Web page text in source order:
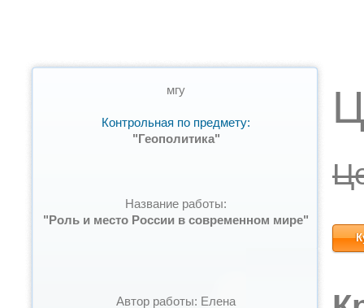
мгу
Контрольная по предмету:
"Геополитика"
Название работы:
"Роль и место России в современном мире"
Автор работы: Елена